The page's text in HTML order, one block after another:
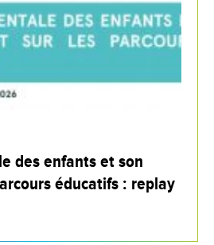
des enfants et son
éducatifs : replay